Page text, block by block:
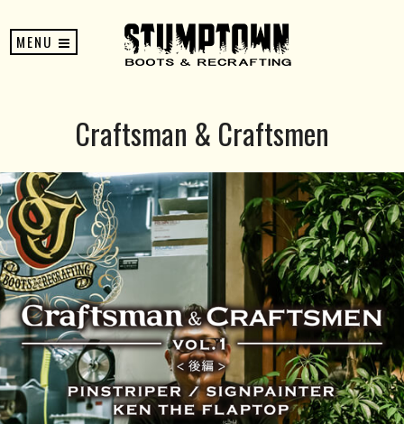
MENU
Craftsman & Craftsmen